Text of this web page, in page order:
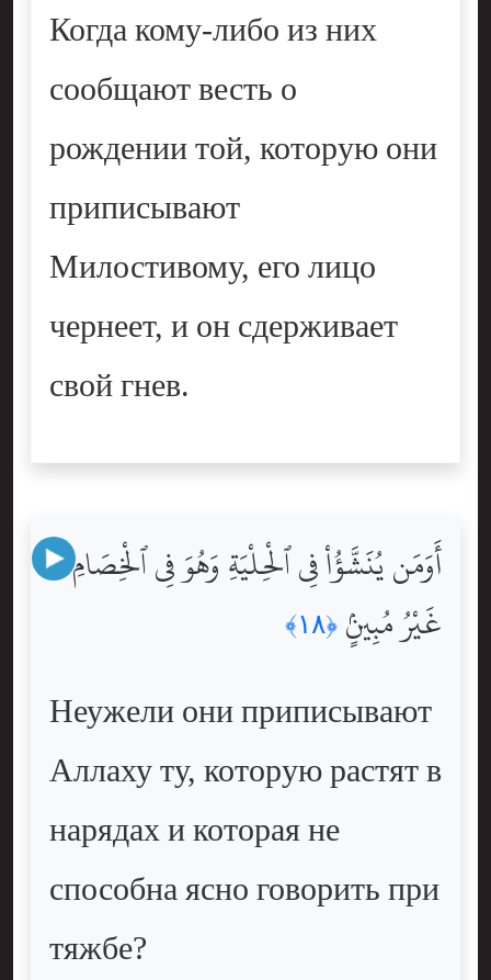
Когда кому-либо из них
сообщают весть о
рождении той, которую они
приписывают
Милостивому, его лицо
чернеет, и он сдерживает
свой гнев.
أَوَمَن يُنَشَّؤُاْ فِى ٱلْحِلْيَةِ وَهُوَ فِى ٱلْخِصَامِ
غَيْرُ مُبِينٍۢ ﴿١٨﴾
Неужели они приписывают
Аллаху ту, которую растят в
нарядах и которая не
способна ясно говорить при
тяжбе?